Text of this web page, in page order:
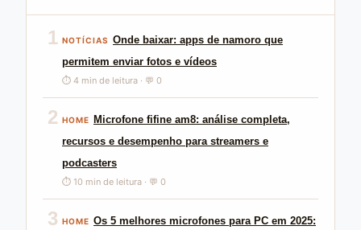
1 NOTÍCIAS Onde baixar: apps de namoro que
permitem enviar fotos e vídeos
⏱ 4 min de leitura · 💬 0
2 HOME Microfone fifine am8: análise completa,
recursos e desempenho para streamers e
podcasters
⏱ 10 min de leitura · 💬 0
3 HOME Os 5 melhores microfones para PC em 2025: